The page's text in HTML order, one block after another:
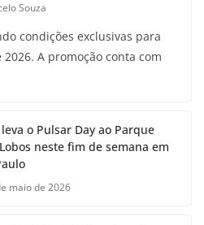
Souza
condições exclusivas para
A promoção conta com
o Pulsar Day ao Parque
neste fim de semana em
maio de 2026